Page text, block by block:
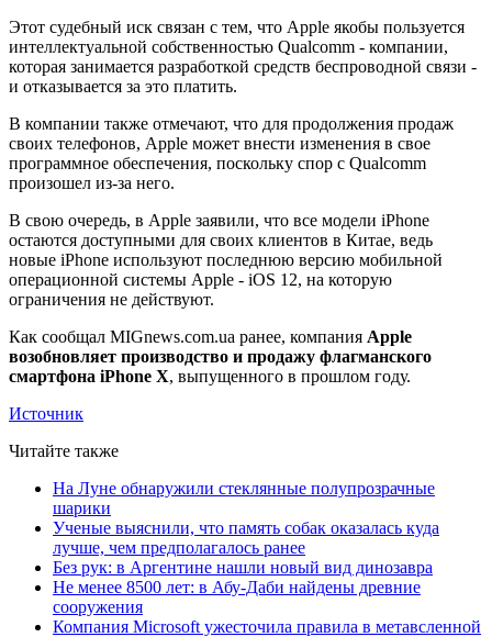
Этот судебный иск связан с тем, что Apple якобы пользуется
интеллектуальной собственностью Qualcomm - компании,
которая занимается разработкой средств беспроводной связи -
и отказывается за это платить.
В компании также отмечают, что для продолжения продаж
своих телефонов, Apple может внести изменения в свое
программное обеспечения, поскольку спор с Qualcomm
произошел из-за него.
В свою очередь, в Apple заявили, что все модели iPhone
остаются доступными для своих клиентов в Китае, ведь
новые iPhone используют последнюю версию мобильной
операционной системы Apple - iOS 12, на которую
ограничения не действуют.
Как сообщал MIGnews.com.uа ранее, компания Apple
возобновляет производство и продажу флагманского
смартфона iPhone X, выпущенного в прошлом году.
Источник
Читайте также
На Луне обнаружили стеклянные полупрозрачные
шарики
Ученые выяснили, что память собак оказалась куда
лучше, чем предполагалось ранее
Без рук: в Аргентине нашли новый вид динозавра
Не менее 8500 лет: в Абу-Даби найдены древние
сооружения
Компания Microsoft ужесточила правила в метавсленной